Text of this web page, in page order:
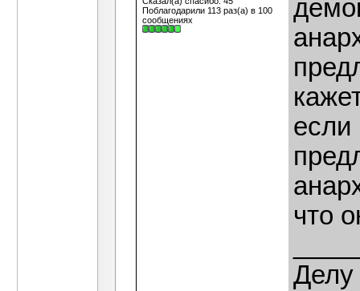
Поблагодарили 113 раз(а) в 100
сообщениях
если
что
Делу